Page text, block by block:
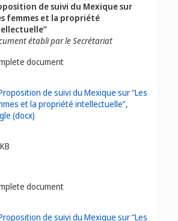
de suivi du Mexique sur
femmes et la propriété
établi par le Secrétariat
document
document